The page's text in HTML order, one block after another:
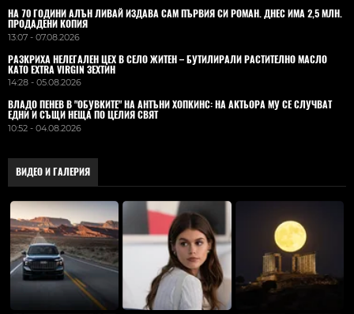
НА 70 ГОДИНИ АЛЪН ЛИВАЙ ИЗДАВА САМ ПЪРВИЯ СИ РОМАН. ДНЕС ИМА 2,5 МЛН.
ПРОДАДЕНИ КОПИЯ
13:07 - 07.08.2026
РАЗКРИХА НЕЛЕГАЛЕН ЦЕХ В СЕЛО ЖИТЕН – БУТИЛИРАЛИ РАСТИТЕЛНО МАСЛО
КАТО EXTRA VIRGIN ЗЕХТИН
14:28 - 05.08.2026
ВЛАДO ПЕНЕВ В "ОБУВКИТЕ" НА АНТЪНИ ХОПКИНС: НА АКТЬОРА МУ СЕ СЛУЧВАТ
ЕДНИ И СЪЩИ НЕЩА ПО ЦЕЛИЯ СВЯТ
10:52 - 04.08.2026
ВИДЕО И ГАЛЕРИЯ